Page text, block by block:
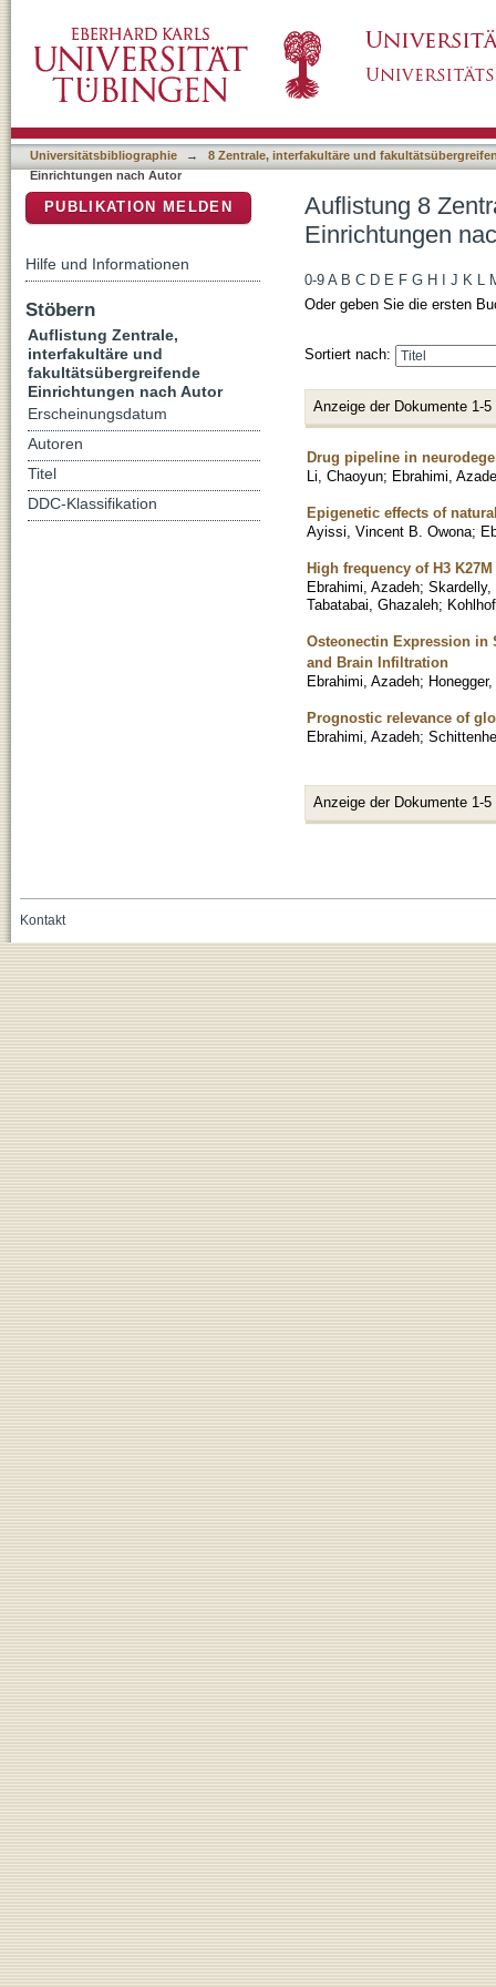
"Ebrahimi, Azadeh"
Universitätsbibliographie →
8 Zentrale, interfakultäre und
Einrichtungen nach Autor
Auflistung 8
Einrichtungen
0-9 A B C D E F G H J K L
Oder geben Sie die ersten
Sortiert nach:
Anzeige der Dokumente 1-5
Drug pipeline in
Li, Chaoyun; Ebrahimi,
Epigenetic effects of
Ayissi, Vincent B. Owona;
High frequency of H3
Ebrahimi, Azadeh; Skardelly,
Tabatabai, Ghazaleh;
Osteonectin Expression in
and Brain Infiltration
Ebrahimi, Azadeh;
Prognostic relevance of
Ebrahimi, Azadeh;
Anzeige der Dokumente 1-5
PUBLIKATION MELDEN
Hilfe und Informationen
Stöbern
Auflistung Zentrale,
interfakultäre und
fakultätsübergreifende
Einrichtungen nach Autor
Erscheinungsdatum
Autoren
Titel
DDC-Klassifikation
Kontakt